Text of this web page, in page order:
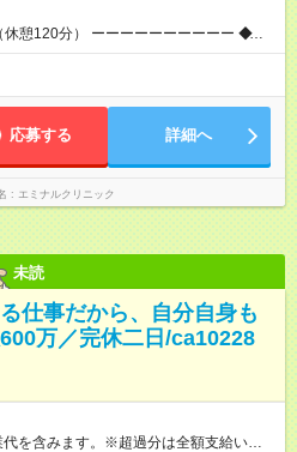
し残業時間 23時間／月
ーーーーーーー ◆残
◆ ーーーーーーーーーー 始業時間は10時
ラッシュの中出社する大変さはありま
す。
応募する 詳細へ
エミナルクリニック
未読
仕事だから、自分自身も
万／完休二日/ca10228
を含みます。※超過分は全額支給いたし